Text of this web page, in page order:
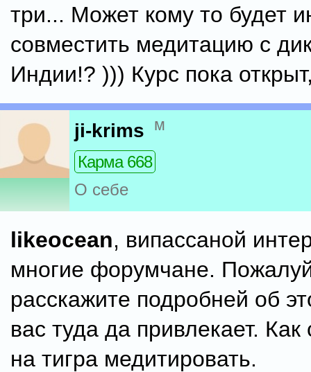
три... Может кому то будет
совместить медитацию с
Индии!? ))) Курс пока
ji-krims м
Карма 668
О себе
likeocean, випассаной
многие форумчане.
расскажите подробней об
вас туда да привлекает. Как
на тигра медитировать.